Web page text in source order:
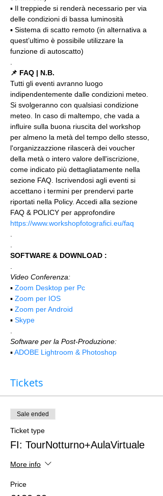
▪️ Il treppiede si renderà necessario per via
delle condizioni di bassa luminosità
▪️ Sistema di scatto remoto (in alternativa a
quest’ultimo è possibile utilizzare la
funzione di autoscatto)
📌 FAQ | N.B.
Tutti gli eventi avranno luogo
indipendentemente dalle condizioni meteo.
Si svolgeranno con qualsiasi condizione
meteo. In caso di maltempo, che vada a
influire sulla buona riuscita del workshop
per almeno la metà del tempo dello stesso,
l'organizzazzione rilascerà dei voucher
della metà o intero valore dell'iscrizione,
come indicato più dettagliatamente nella
sezione FAQ. Iscrivendosi agli eventi si
accettano i termini per prendervi parte
riportati nella Policy. Accedi alla sezione
FAQ & POLICY per approfondire
https://www.workshopfotografici.eu/faq
SOFTWARE & DOWNLOAD :
Video Conferenza:
▪️ Zoom Desktop per Pc
▪️ Zoom per IOS
▪️ Zoom per Android
▪️ Skype
Software per la Post-Produzione:
▪️ ADOBE Lightroom & Photoshop
Tickets
Sale ended
Ticket type
FI: TourNotturno+AulaVirtuale
More info
Price